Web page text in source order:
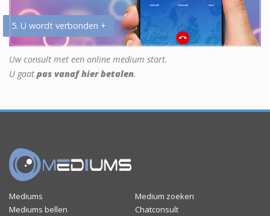
5. U wordt verbonden +
Uw consult met een online medium start.
U gaat pas vanaf hier betalen.
Mediums
Medium zoeken
Mediums bellen
Chatconsult